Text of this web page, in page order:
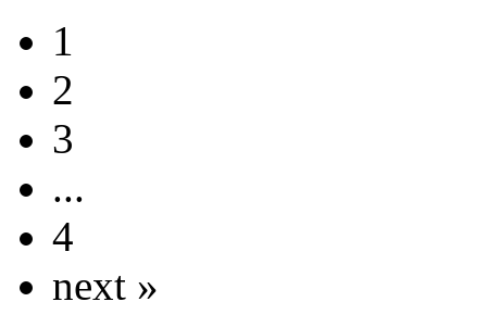
1
2
3
...
4
next »